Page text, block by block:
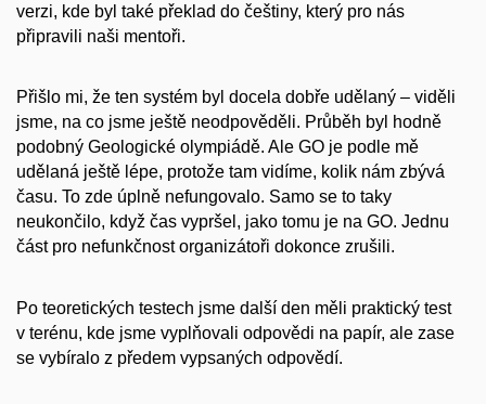
verzi, kde byl také překlad do češtiny, který pro nás
připravili naši mentoři.
Přišlo mi, že ten systém byl docela dobře udělaný – viděli
jsme, na co jsme ještě neodpověděli. Průběh byl hodně
podobný Geologické olympiádě. Ale GO je podle mě
udělaná ještě lépe, protože tam vidíme, kolik nám zbývá
času. To zde úplně nefungovalo. Samo se to taky
neukončilo, když čas vypršel, jako tomu je na GO. Jednu
část pro nefunkčnost organizátoři dokonce zrušili.
Po teoretických testech jsme další den měli praktický test
v terénu, kde jsme vyplňovali odpovědi na papír, ale zase
se vybíralo z předem vypsaných odpovědí.